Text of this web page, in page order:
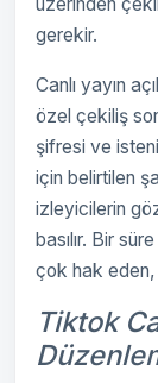
gerekir.
Canlı yayın
özel çekiliş
şifresi ve
için belirtilen
izleyicilerin
basılır. Bir
çok hak eden,
Tiktok